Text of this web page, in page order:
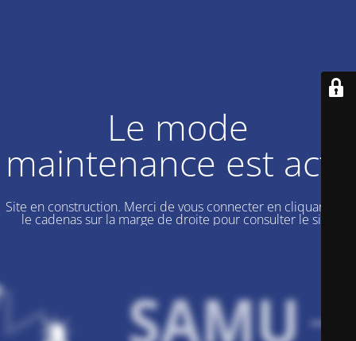
Le mode
maintenance est actif
Site en construction. Merci de vous connecter en cliquant sur
le cadenas sur la marge de droite pour consulter le site.